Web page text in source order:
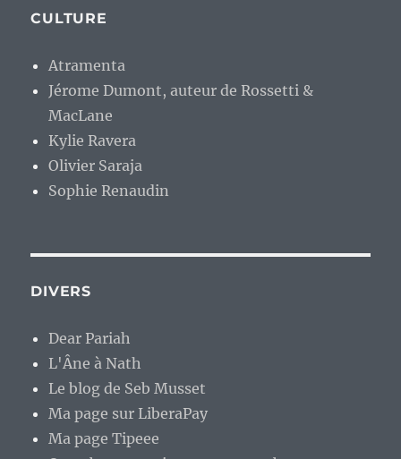
CULTURE
Atramenta
Jérome Dumont, auteur de Rossetti &
MacLane
Kylie Ravera
Olivier Saraja
Sophie Renaudin
DIVERS
Dear Pariah
L'Âne à Nath
Le blog de Seb Musset
Ma page sur LiberaPay
Ma page Tipeee